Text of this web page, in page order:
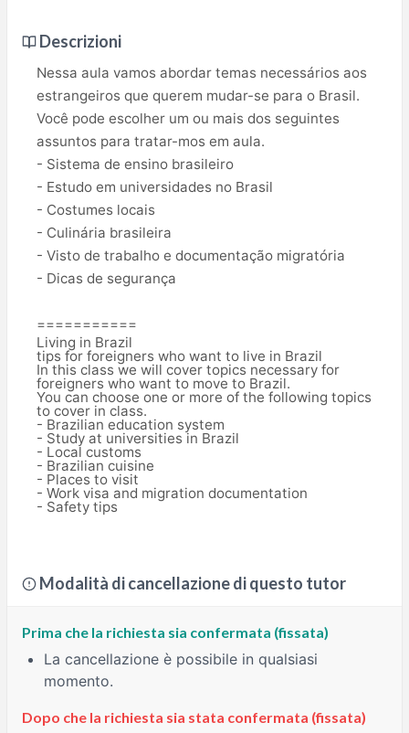
Descrizioni
Nessa aula vamos abordar temas necessários aos
estrangeiros que querem mudar-se para o Brasil.
Você pode escolher um ou mais dos seguintes
assuntos para tratar-mos em aula.
- Sistema de ensino brasileiro
- Estudo em universidades no Brasil
- Costumes locais
- Culinária brasileira
- Visto de trabalho e documentação migratória
- Dicas de segurança
===========
Living in Brazil
tips for foreigners who want to live in Brazil
In this class we will cover topics necessary for
foreigners who want to move to Brazil.
You can choose one or more of the following topics
to cover in class.
- Brazilian education system
- Study at universities in Brazil
- Local customs
- Brazilian cuisine
- Places to visit
- Work visa and migration documentation
- Safety tips
Modalità di cancellazione di questo tutor
Prima che la richiesta sia confermata (fissata)
La cancellazione è possibile in qualsiasi
momento.
Dopo che la richiesta sia stata confermata (fissata)